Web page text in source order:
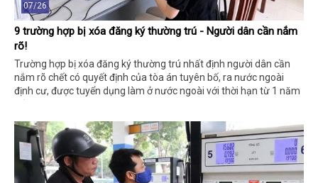
07/26
9 trường hợp bị xóa đăng ký thường trú - Người dân cần nắm
rõ!
Trường hợp bị xóa đăng ký thường trú nhất định người dân cần
nắm rõ chết có quyết định của tòa án tuyên bố, ra nước ngoài
định cư, được tuyển dụng làm ở nước ngoài với thời hạn từ 1 năm